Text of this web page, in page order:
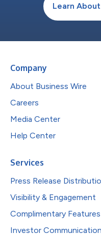
Learn
Company
About Business Wire
Careers
Media Center
Help Center
Services
Press Release
Visibility & Engagement
Complimentary Features
Investor